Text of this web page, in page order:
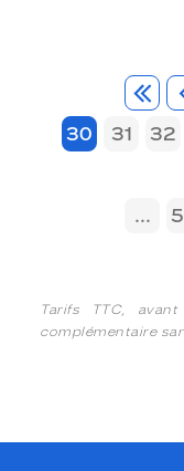
30
31 32
...
Tarifs TTC,
complémentaire